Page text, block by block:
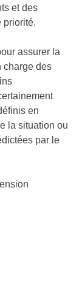
et des
priorité.
assurer la
charge des
en
la situation ou
par le